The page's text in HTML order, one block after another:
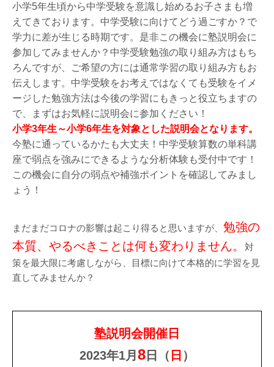
小学5年生頃から中学受験を意識し始めるお子さまも増
えてきております。中学受験に向けてどう過ごすか？で
学力に差が生じる時期です。是非この機会に塾説明会に
参加してみませんか？中学受験勉強の取り組み方はもち
ろんですが、ご希望の方には通常学習の取り組み方もお
伝えします。中学受験をお考えではなくても受験をイメ
ージした勉強方法は今後の学習にもきっと役立ちますの
で、まずはお気軽に説明会に参加ください！
小学3年生～小学6年生を対象とした説明会となります。
今塾に通っているかたも大丈夫！中学受験算数の単科講
座で弱点を強みにできるような分析体験も受付中です！
この機会に自分の弱点や補強ポイントを確認してみまし
ょう！
まだまだコロナの影響は起こり得ると思いますが、 勉強の
本質、やるべきことは何も変わりません。
対
策を最大限に考慮しながら、目標に向けて本格的に学習を見
直してみませんか？
塾説明会開催日
2023年1月 8 日（ 日 ）